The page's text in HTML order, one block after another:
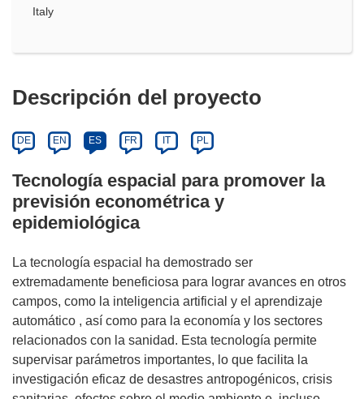
Italy
Descripción del proyecto
DE EN ES FR IT PL
Tecnología espacial para promover la
previsión econométrica y
epidemiológica
La tecnología espacial ha demostrado ser
extremadamente beneficiosa para lograr avances en otros
campos, como la inteligencia artificial y el aprendizaje
automático , así como para la economía y los sectores
relacionados con la sanidad. Esta tecnología permite
supervisar parámetros importantes, lo que facilita la
investigación eficaz de desastres antropogénicos, crisis